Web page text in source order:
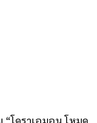
“โดราเอมอน โหมด